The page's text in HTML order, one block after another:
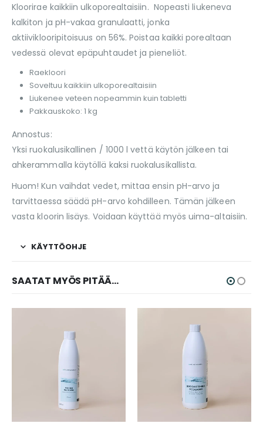
Kloorirae kaikkiin ulkoporealtaisiin. Nopeasti liukeneva
kalkiton ja pH-vakaa granulaatti, jonka
aktiiviklooripitoisuus on 56%. Poistaa kaikki porealtaan
vedessä olevat epäpuhtaudet ja pieneliöt.
Raekloori
Soveltuu kaikkiin ulkoporealtaisiin
Liukenee veteen nopeammin kuin tabletti
Pakkauskoko: 1 kg
Annostus:
Yksi ruokalusikallinen / 1000 l vettä käytön jälkeen tai
ahkerammalla käytöllä kaksi ruokalusikallista.
Huom! Kun vaihdat vedet, mittaa ensin pH-arvo ja
tarvittaessa säädä pH-arvo kohdilleen. Tämän jälkeen
vasta kloorin lisäys. Voidaan käyttää myös uima-altaisiin.
KÄYTTÖOHJE
SAATAT MYÖS PITÄÄ...